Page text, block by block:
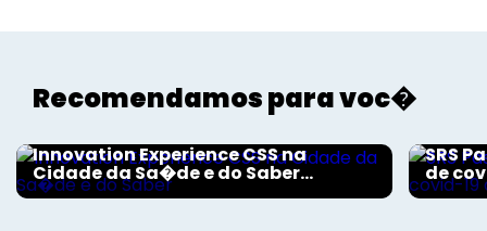
Recomendamos para voc�
Innovation Experience CSS na
Cidade da Sa�de e do Saber...
SRS
de